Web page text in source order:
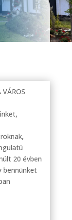
20 évben
bennünket